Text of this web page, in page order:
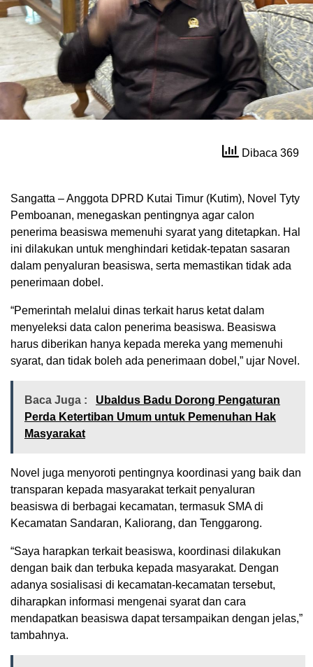
Dibaca 369
Sangatta – Anggota DPRD Kutai Timur (Kutim), Novel Tyty
Pemboanan, menegaskan pentingnya agar calon
penerima beasiswa memenuhi syarat yang ditetapkan. Hal
ini dilakukan untuk menghindari ketidak-tepatan sasaran
dalam penyaluran beasiswa, serta memastikan tidak ada
penerimaan dobel.
“Pemerintah melalui dinas terkait harus ketat dalam
menyeleksi data calon penerima beasiswa. Beasiswa
harus diberikan hanya kepada mereka yang memenuhi
syarat, dan tidak boleh ada penerimaan dobel,” ujar Novel.
Baca Juga :
Ubaldus Badu Dorong Pengaturan
Perda Ketertiban Umum untuk Pemenuhan Hak
Masyarakat
Novel juga menyoroti pentingnya koordinasi yang baik dan
transparan kepada masyarakat terkait penyaluran
beasiswa di berbagai kecamatan, termasuk SMA di
Kecamatan Sandaran, Kaliorang, dan Tenggarong.
“Saya harapkan terkait beasiswa, koordinasi dilakukan
dengan baik dan terbuka kepada masyarakat. Dengan
adanya sosialisasi di kecamatan-kecamatan tersebut,
diharapkan informasi mengenai syarat dan cara
mendapatkan beasiswa dapat tersampaikan dengan jelas,”
tambahnya.